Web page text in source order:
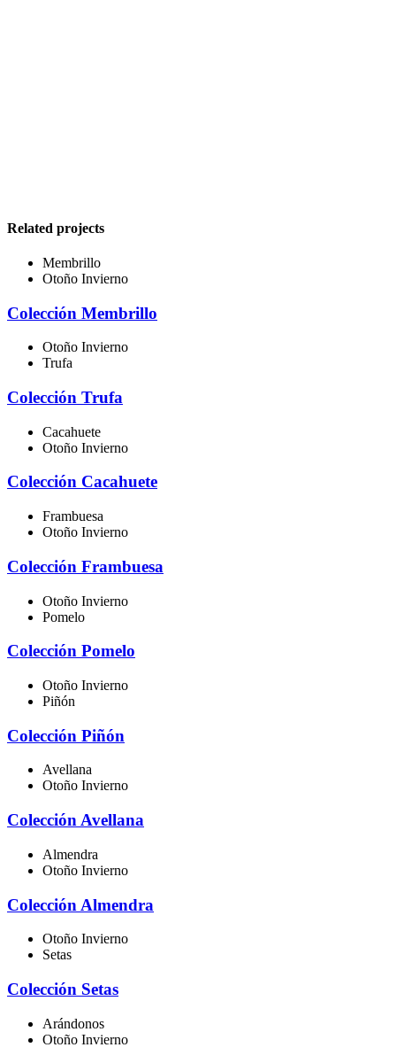
Related projects
Membrillo
Otoño Invierno
Colección Membrillo
Otoño Invierno
Trufa
Colección Trufa
Cacahuete
Otoño Invierno
Colección Cacahuete
Frambuesa
Otoño Invierno
Colección Frambuesa
Otoño Invierno
Pomelo
Colección Pomelo
Otoño Invierno
Piñón
Colección Piñón
Avellana
Otoño Invierno
Colección Avellana
Almendra
Otoño Invierno
Colección Almendra
Otoño Invierno
Setas
Colección Setas
Arándonos
Otoño Invierno